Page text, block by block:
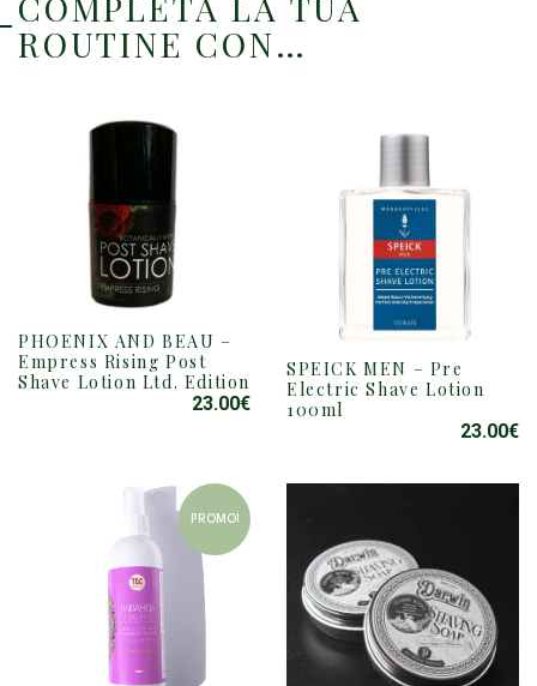
ROUTINE CON…
PHOENIX AND BEAU –
Empress Rising Post
Shave Lotion Ltd. Edition
23.00€
SPEICK MEN – Pre
Electric Shave Lotion
100ml
23.00€
PROMO!